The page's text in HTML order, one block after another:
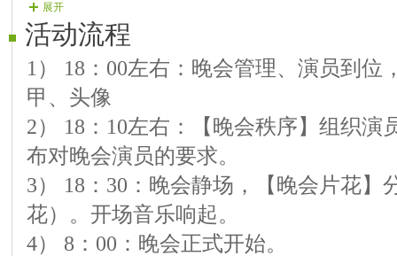
【08号演员】≮好心情≯瀚香青衣 真的
【09号演员】宝☆石;豫剧_穆桂英我家
【10号演员】锁☆爱 祝福祖国
【11号演员】刺☆玫 别让我失去你
【12号演员】温☆馨 我无心伤害谁
【13号演员】雨☆婷：我的快乐就是想
【14号演员】歌谣★声卡 欢聚一堂
【15号演员】紫 炫 千言万语 新女人
展开
活动流程
1） 18：00左右：晚会管理、演员到位
甲、头像
2） 18：10左右：【晚会秩序】组织演
布对晚会演员的要求。
3） 18：30：晚会静场，【晚会片花】
花）。开场音乐响起。
4） 8：00：晚会正式开始。